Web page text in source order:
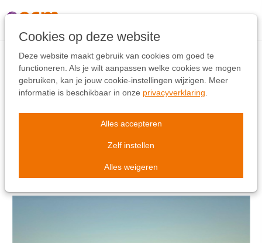
Cookies op deze website
Deze website maakt gebruik van cookies om goed te
functioneren. Als je wilt aanpassen welke cookies we mogen
gebruiken, kan je jouw cookie-instellingen wijzigen. Meer
informatie is beschikbaar in onze privacyverklaring
Alles accepteren
Zelf instellen
Alles weigeren
overslaan
naar
de
inhoud
Ga
naar
navigatie
Op verlof is iets heel
anders dan op vakantie!
Albanië Deelstra